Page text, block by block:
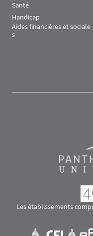
Santé
Handicap
Aides financières et sociale
s
Les établissements
Visuel svgVisuel